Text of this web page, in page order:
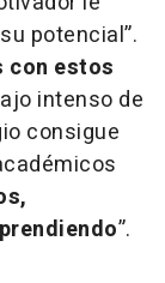
potencial”.
con estos
intenso de
consigue
”.